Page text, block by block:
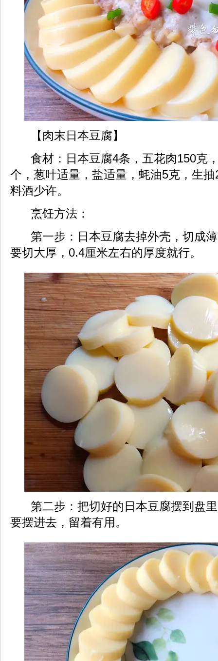
【肉末日本豆腐】
食材：日本豆腐4条，五花肉150克
个，葱叶适量，盐适量，蚝油5克，生
料酒少许。
烹饪方法：
第一步：日本豆腐去掉外壳，切成
要切大厚，0.4厘米左右的厚度就行。
第二步：把切好的日本豆腐摆到盘
要摆进去，留着有用。